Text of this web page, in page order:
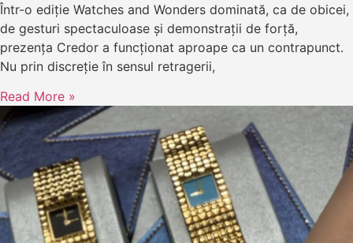
Într-o ediție Watches and Wonders dominată, ca de obicei,
de gesturi spectaculoase și demonstrații de forță,
prezența Credor a funcționat aproape ca un contrapunct.
Nu prin discreție în sensul retragerii,
Read More »